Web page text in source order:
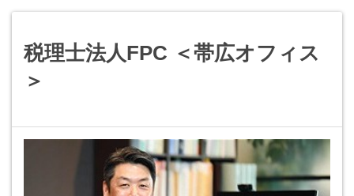
税理士法人FPC ＜帯広オフィス
＞